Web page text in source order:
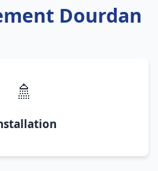
Dourdan
🚿